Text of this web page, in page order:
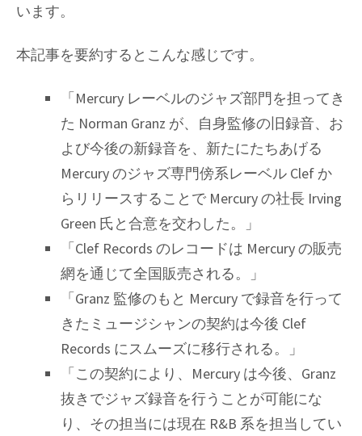
います。
本記事を要約するとこんな感じです。
「Mercury レーベルのジャズ部門を担ってき
た Norman Granz が、自身監修の旧録音、お
よび今後の新録音を、新たにたちあげる
Mercury のジャズ専門傍系レーベル Clef か
らリリースすることで Mercury の社長 Irving
Green 氏と合意を交わした。」
「Clef Records のレコードは Mercury の販売
網を通じて全国販売される。」
「Granz 監修のもと Mercury で録音を行って
きたミュージシャンの契約は今後 Clef
Records にスムーズに移行される。」
「この契約により、Mercury は今後、Granz
抜きでジャズ録音を行うことが可能にな
り、その担当には現在 R&B 系を担当してい